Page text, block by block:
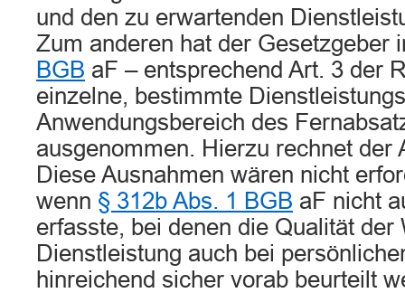
und den zu erwartenden
Zum anderen hat der Gesetzgeber
BGB aF – entsprechend Art. 3 der
einzelne, bestimmte
Anwendungsbereich des
ausgenommen. Hierzu rechnet der
Diese Ausnahmen wären nicht
wenn § 312b Abs. 1 BGB aF nicht
erfasste, bei denen die Qualität der
Dienstleistung auch bei
hinreichend sicher vorab beurteilt